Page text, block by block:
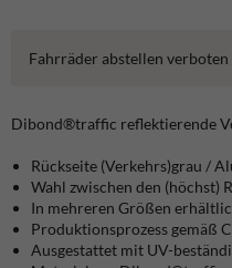
Fahrräder abstellen verboten
Dibond®traffic reflektierende
Rückseite (Verkehrs)grau /
Wahl zwischen den (höchst)
In mehreren Größen
Produktionsprozess gemäß
Ausgestattet mit UV-